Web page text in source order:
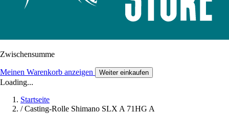
Zwischensumme
Meinen Warenkorb anzeigen Weiter einkaufen
Loading...
Startseite
/ Casting-Rolle Shimano SLX A 71HG A